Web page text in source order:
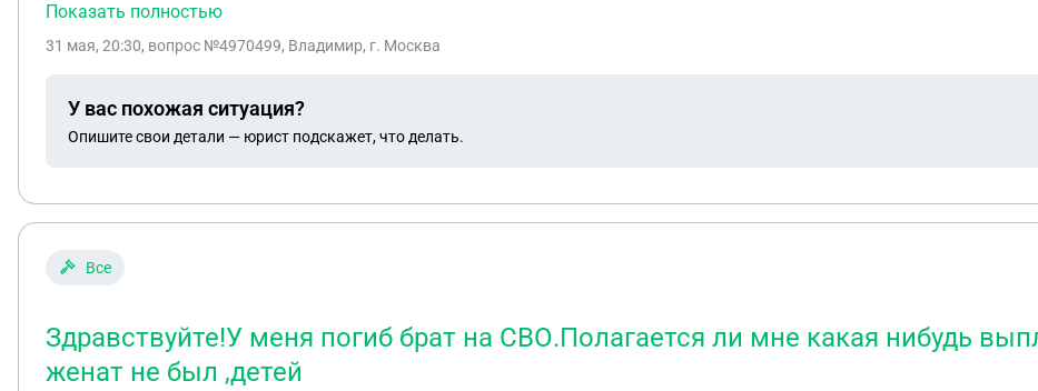
Показать полностью
31 мая, 20:30, вопрос №4970499, Владимир, г. Москва
У вас похожая ситуация?
Опишите свои детали — юрист подскажет, что делать.
Все
Здравствуйте!У меня погиб брат на СВО.Полагается ли мне какая нибудь
женат не был ,детей